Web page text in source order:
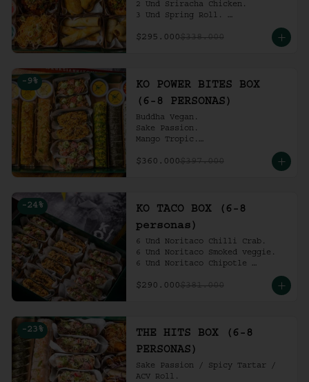
2 Und Sriracha Chicken.
3 Und Spring Roll.
3 Und Cha Siu Roll.
Gochujang Ribs.
$295.000$338.000
- 9%
KO POWER BITES BOX
(6-8 PERSONAS)
Buddha Vegan.
Sake Passion.
Mango Tropic.
Dragon.
2 Und Noritaco Chilli Crab.
(6-8 personas).
$360.000$397.000
-24 %
KO TACO BOX (6-8
personas)
6 Und Noritaco Chilli Crab.
6 Und Noritaco Smoked veggie.
6 Und Noritaco Chipotle
$290.000$381.000
-23 %
THE HITS BOX (6-8
PERSONAS)
Sake Passion / Spicy Tartar /
ACV Roll.